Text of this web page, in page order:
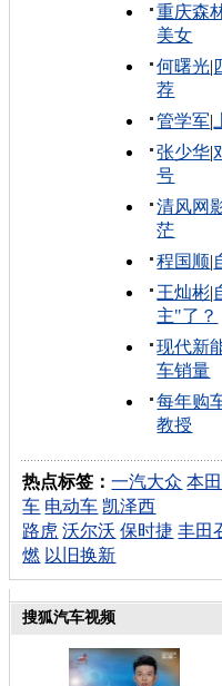
重庆森
美女
何曙光|
荐
管学军|
张少华|
号
清风网
茫
程国顺|
王灿彬|
主"了？
现代新
车销量
每年购
教授
热点标签：一汽大众 本田
车 电动车 凯泽西
路虎 沃尔沃 保时捷 丰田
燃 以旧换新
搜狐汽车视频